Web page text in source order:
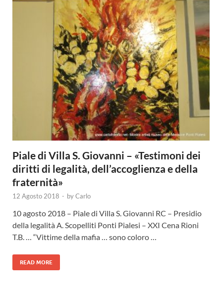
Piale di Villa S. Giovanni – «Testimoni dei
diritti di legalità, dell’accoglienza e della
fraternità»
12 Agosto 2018 - byCarlo
10 agosto 2018 – Piale di Villa S. Giovanni RC – Presidio
della legalità A. Scopelliti Ponti Pialesi – XXI Cena Rioni
T.B. … “Vittime della mafia … sono coloro …
READ MORE